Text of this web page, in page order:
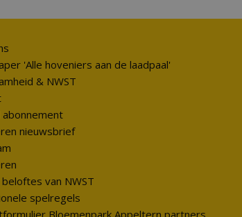
'Alle hoveniers aan de laadpaal'
& NWST
abonnement
nieuwsbrief
van NWST
spelregels
Bloemenpark Appeltern partners